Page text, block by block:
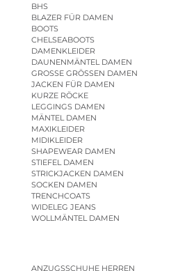
BHS
BLAZER FÜR DAMEN
BOOTS
CHELSEABOOTS
DAMENKLEIDER
DAUNENMÄNTEL DAMEN
GROSSE GRÖSSEN DAMEN
JACKEN FÜR DAMEN
KURZE RÖCKE
LEGGINGS DAMEN
MÄNTEL DAMEN
MAXIKLEIDER
MIDIKLEIDER
SHAPEWEAR DAMEN
STIEFEL DAMEN
STRICKJACKEN DAMEN
SOCKEN DAMEN
TRENCHCOATS
WIDELEG JEANS